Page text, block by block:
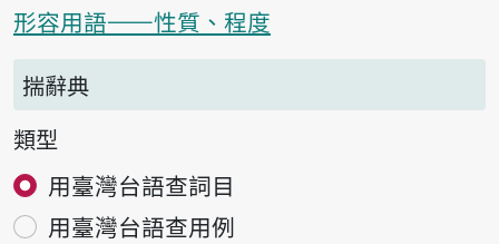
形容用語——性質、程度
揣辭典
類型
用臺灣台語查詞目
用臺灣台語查用例